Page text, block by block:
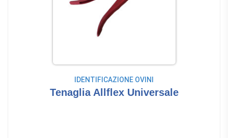
IDENTIFICAZIONE OVINI
Tenaglia Allflex Universale